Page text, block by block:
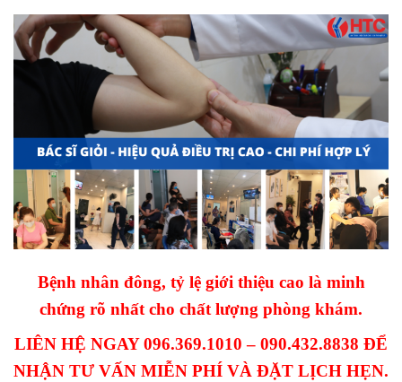
Bệnh nhân đông, tỷ lệ giới thiệu cao là minh
chứng rõ nhất cho chất lượng phòng khám.
LIÊN HỆ NGAY 096.369.1010 – 090.432.8838 ĐỂ
NHẬN TƯ VẤN MIỄN PHÍ VÀ ĐẶT LỊCH HẸN.